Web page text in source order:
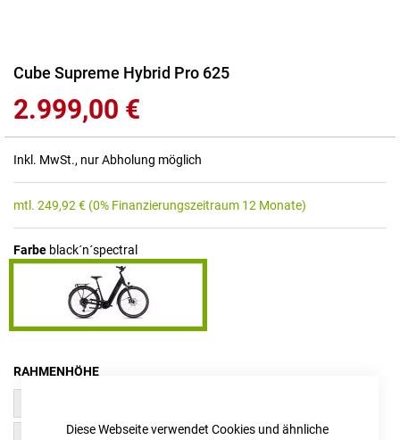
Diese Webseite verwendet Cookies und ähnliche
Zum
der
Bildgalerie
springen
Cube Supreme Hybrid Pro 625
2.999,00 €
Inkl. MwSt., nur Abholung möglich
mtl. 249,92 € (0% Finanzierungszeitraum 12 Monate)
Farbe black´n´spectral
RAHMENHÖHE
Easy Entry 54 cm Easy Entry 46 cm